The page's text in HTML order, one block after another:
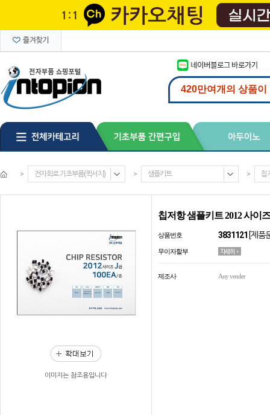
> 전자회로 기초부품(퀵서치) > 샘플키트 > 칩
이미지는 참조용입니다
칩저항 샘플키트 2012 사이
상품번호 3831121 [제품
무이자할부
제조사 Any vender